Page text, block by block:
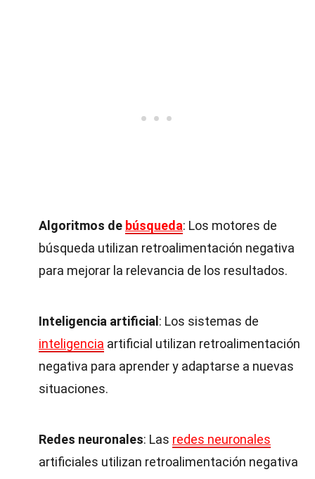
Algoritmos de búsqueda: Los motores de
búsqueda utilizan retroalimentación negativa
para mejorar la relevancia de los resultados.
Inteligencia artificial : Los sistemas de
inteligencia artificial utilizan retroalimentación
negativa para aprender y adaptarse a nuevas
situaciones.
Redes neuronales: Las redes neuronales
artificiales utilizan retroalimentación negativa